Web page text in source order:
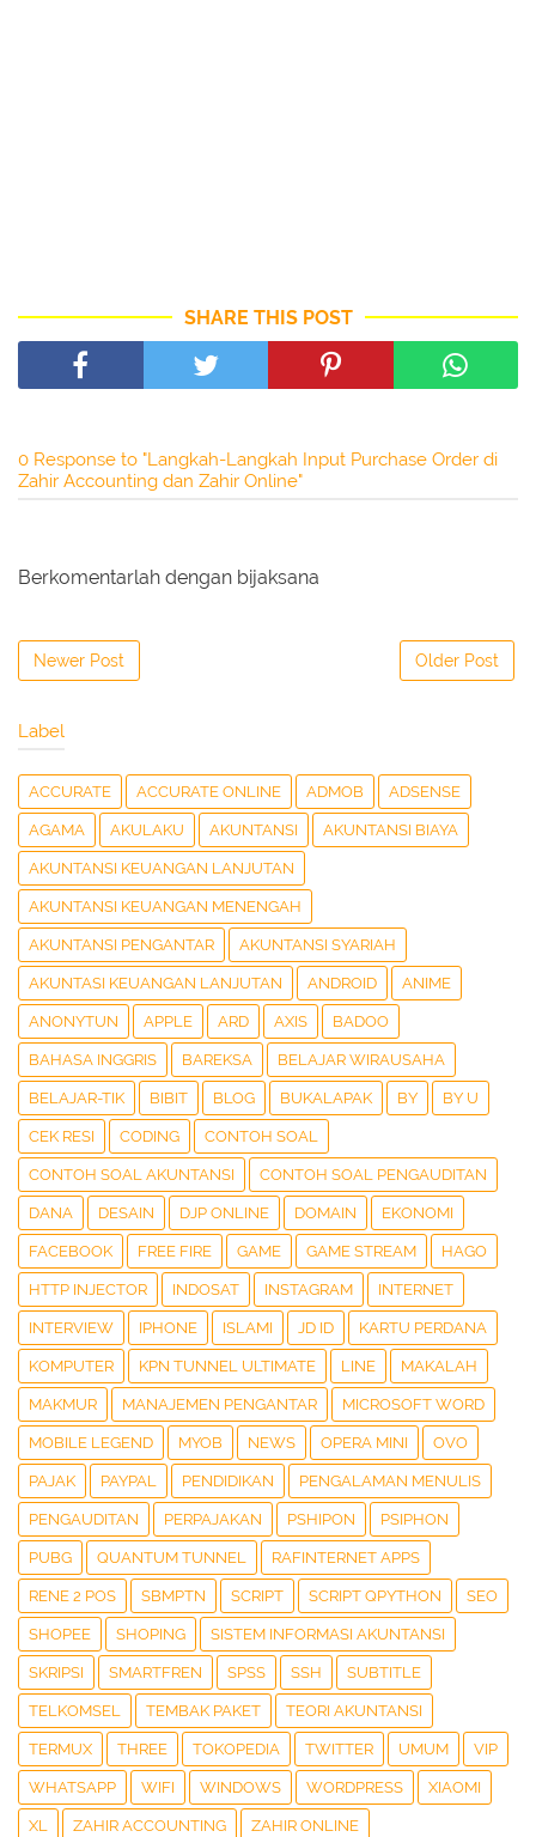
SHARE THIS POST
0 Response to "Langkah-Langkah Input Purchase Order di
Zahir Accounting dan Zahir Online"
Berkomentarlah dengan bijaksana
Newer Post Older Post
Label
ACCURATE ACCURATE ONLINE ADMOB ADSENSE
AGAMA AKULAKU AKUNTANSI AKUNTANSI BIAYA
AKUNTANSI KEUANGAN LANJUTAN
AKUNTANSI KEUANGAN MENENGAH
AKUNTANSI PENGANTAR AKUNTANSI SYARIAH
AKUNTASI KEUANGAN LANJUTAN ANDROID ANIME
ANONYTUN APPLE ARD AXIS BADOO
BAHASA INGGRIS BAREKSA BELAJAR WIRAUSAHA
BELAJAR-TIK BIBIT BLOG BUKALAPAK BY BY U
CEK RESI CODING CONTOH SOAL
CONTOH SOAL AKUNTANSI CONTOH SOAL PENGAUDITAN
DANA DESAIN DJP ONLINE DOMAIN EKONOMI
FACEBOOK FREE FIRE GAME GAME STREAM HAGO
HTTP INJECTOR INDOSAT INSTAGRAM INTERNET
INTERVIEW IPHONE ISLAMI JD ID KARTU PERDANA
KOMPUTER KPN TUNNEL ULTIMATE LINE MAKALAH
MAKMUR MANAJEMEN PENGANTAR MICROSOFT WORD
MOBILE LEGEND MYOB NEWS OPERA MINI OVO
PAJAK PAYPAL PENDIDIKAN PENGALAMAN MENULIS
PENGAUDITAN PERPAJAKAN PSHIPON PSIPHON
PUBG QUANTUM TUNNEL RAFINTERNET APPS
RENE 2 POS SBMPTN SCRIPT SCRIPT QPYTHON SEO
SHOPEE SHOPING SISTEM INFORMASI AKUNTANSI
SKRIPSI SMARTFREN SPSS SSH SUBTITLE
TELKOMSEL TEMBAK PAKET TEORI AKUNTANSI
TERMUX THREE TOKOPEDIA TWITTER UMUM VIP
WHATSAPP WIFI WINDOWS WORDPRESS XIAOMI
XL ZAHIR ACCOUNTING ZAHIR ONLINE